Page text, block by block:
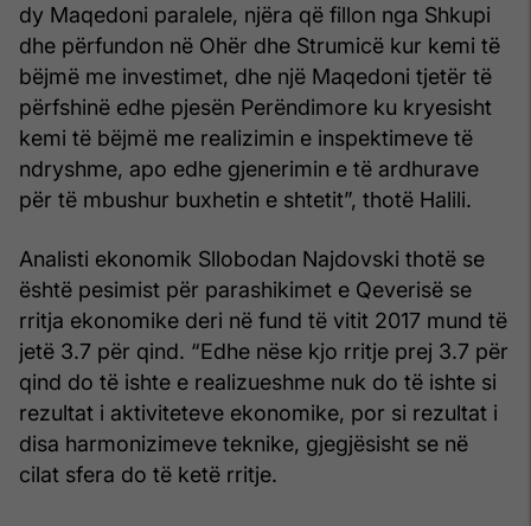
dy Maqedoni paralele, njëra që fillon nga Shkupi
dhe përfundon në Ohër dhe Strumicë kur kemi të
bëjmë me investimet, dhe një Maqedoni tjetër të
përfshinë edhe pjesën Perëndimore ku kryesisht
kemi të bëjmë me realizimin e inspektimeve të
ndryshme, apo edhe gjenerimin e të ardhurave
për të mbushur buxhetin e shtetit”, thotë Halili.
Analisti ekonomik Sllobodan Najdovski thotë se
është pesimist për parashikimet e Qeverisë se
rritja ekonomike deri në fund të vitit 2017 mund të
jetë 3.7 për qind. “Edhe nëse kjo rritje prej 3.7 për
qind do të ishte e realizueshme nuk do të ishte si
rezultat i aktiviteteve ekonomike, por si rezultat i
disa harmonizimeve teknike, gjegjësisht se në
cilat sfera do të ketë rritje.